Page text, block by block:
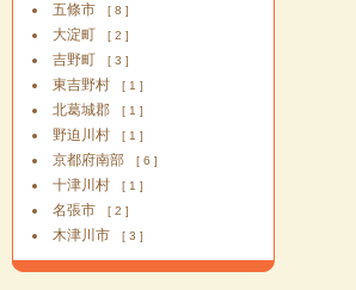
五條市 [ 8 ]
大淀町 [ 2 ]
吉野町 [ 3 ]
東吉野村 [ 1 ]
北葛城郡 [ 1 ]
野迫川村 [ 1 ]
京都府南部 [ 6 ]
十津川村 [ 1 ]
名張市 [ 2 ]
木津川市 [ 3 ]